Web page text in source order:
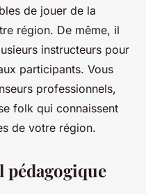
de jouer de la
région. De même, il
instructeurs pour
participants. Vous
professionnels,
folk qui connaissent
de votre région.
pédagogique